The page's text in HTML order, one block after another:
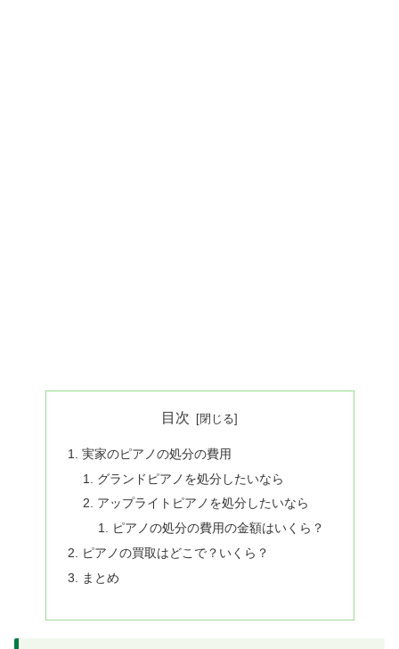
目次
実家のピアノの処分の費用
グランドピアノを処分したいなら
アップライトピアノを処分したいなら
ピアノの処分の費用の金額はいくら？
ピアノの買取はどこで？いくら？
まとめ